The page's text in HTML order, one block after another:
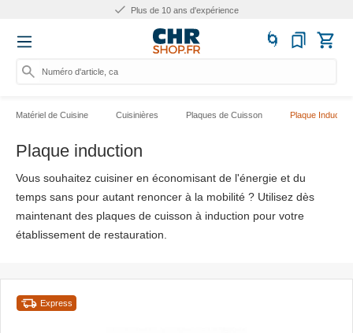
Numéro d'article, catégorie ou
Matériel de Cuisine Cuisinières Plaques de Cuisson Plaque Induction
Plaque induction
Vous souhaitez cuisiner en économisant de l'énergie et du
temps sans pour autant renoncer à la mobilité ? Utilisez dès
maintenant des plaques de cuisson à induction pour votre
établissement de restauration.
Express